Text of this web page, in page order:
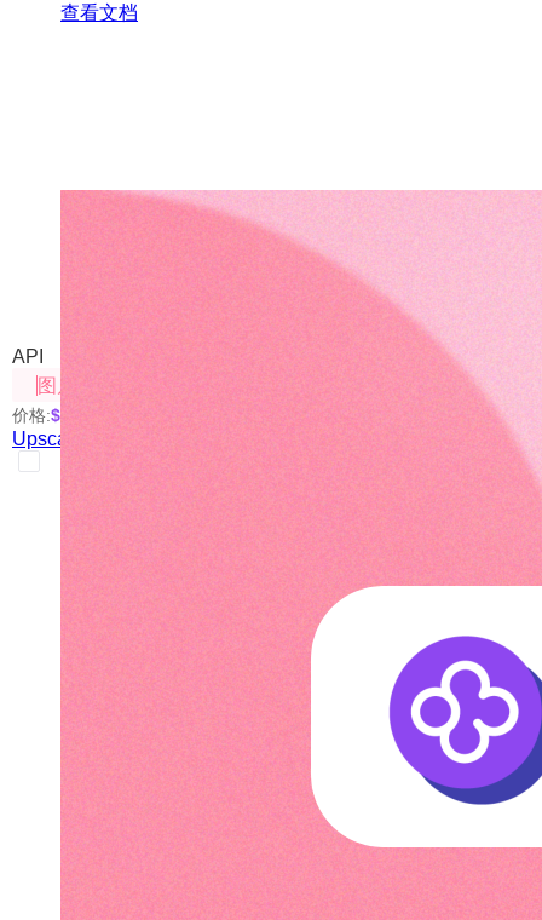
查看文档
Upscale-V5（图片放大V5）
我们自己部署的开源方案
API
图片处理
价格:$0.01
Upscale-V5（图片放大V5）